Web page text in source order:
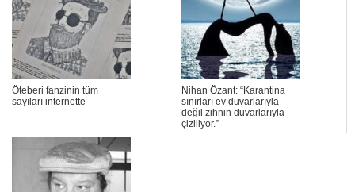
Öteberi fanzinin tüm
sayıları internette
Nihan Özant: “Karantina
sınırları ev duvarlarıyla
değil zihnin duvarlarıyla
çiziliyor.”